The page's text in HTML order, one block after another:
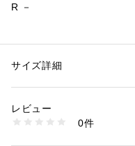
R －
て汗ばむ時期に嬉しい通
【開発者コメント】
シルエットに関しては、
性別：メンズ
素材：表地: ポリエステル100
商品番号：
616-45104 （ショップ）
サイズ詳細
レビュー
0件